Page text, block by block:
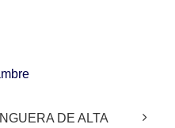
DE ALTA